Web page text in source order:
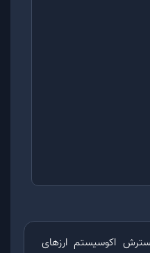
اکوسیستم ارزهای